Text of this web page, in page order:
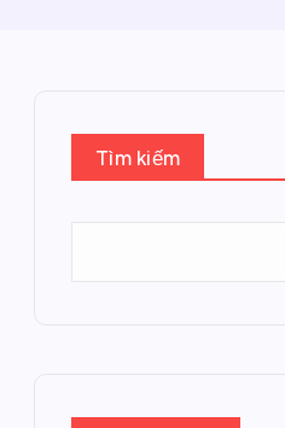
Tìm kiếm